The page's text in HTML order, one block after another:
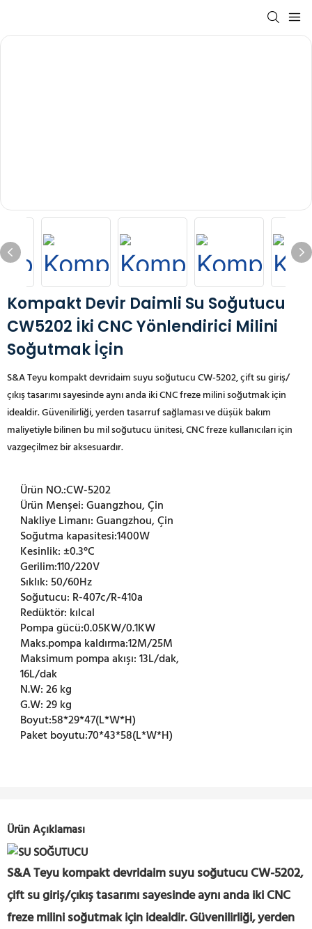
Kompakt Devir Daimli Su Soğutucu
CW5202 İki CNC Yönlendirici Milini
Soğutmak İçin
S&A Teyu kompakt devridaim suyu soğutucu CW-5202, çift su giriş/
çıkış tasarımı sayesinde aynı anda iki CNC freze milini soğutmak için
idealdir. Güvenilirliği, yerden tasarruf sağlaması ve düşük bakım
maliyetiyle bilinen bu mil soğutucu ünitesi, CNC freze kullanıcıları için
vazgeçilmez bir aksesuardır.
Ürün NO.:CW-5202
Ürün Menşei:Guangzhou, Çin
Nakliye Limanı:Guangzhou, Çin
Soğutma kapasitesi:1400W
Kesinlik:±0.3°C
Gerilim:110/220V
Sıklık:50/60Hz
Soğutucu: R-407c/R-410a
Redüktör: kılcal
Pompa gücü:0.05KW/0.1KW
Maks.pompa kaldırma:12M/25M
Maksimum pompa akışı:13L/dak,
16L/dak
N.W:26 kg
G.W:29 kg
Boyut:58*29*47(L*W*H)
Paket boyutu:70*43*58(L*W*H)
Ürün Açıklaması
S&A Teyu kompakt devridaim suyu soğutucu CW-5202,
çift su giriş/çıkış tasarımı sayesinde aynı anda iki CNC
freze milini soğutmak için idealdir. Güvenilirliği, yerden